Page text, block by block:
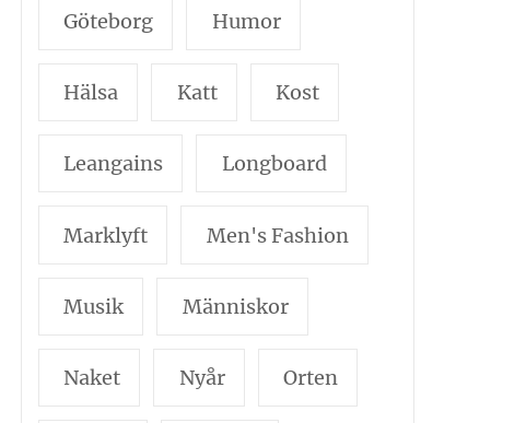
Göteborg Humor
Hälsa Katt Kost
Leangains Longboard
Marklyft Men's Fashion
Musik Människor
Naket Nyår Orten